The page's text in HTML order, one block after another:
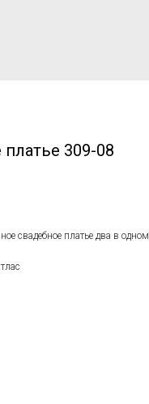
309-08
свадебное платье два в одном